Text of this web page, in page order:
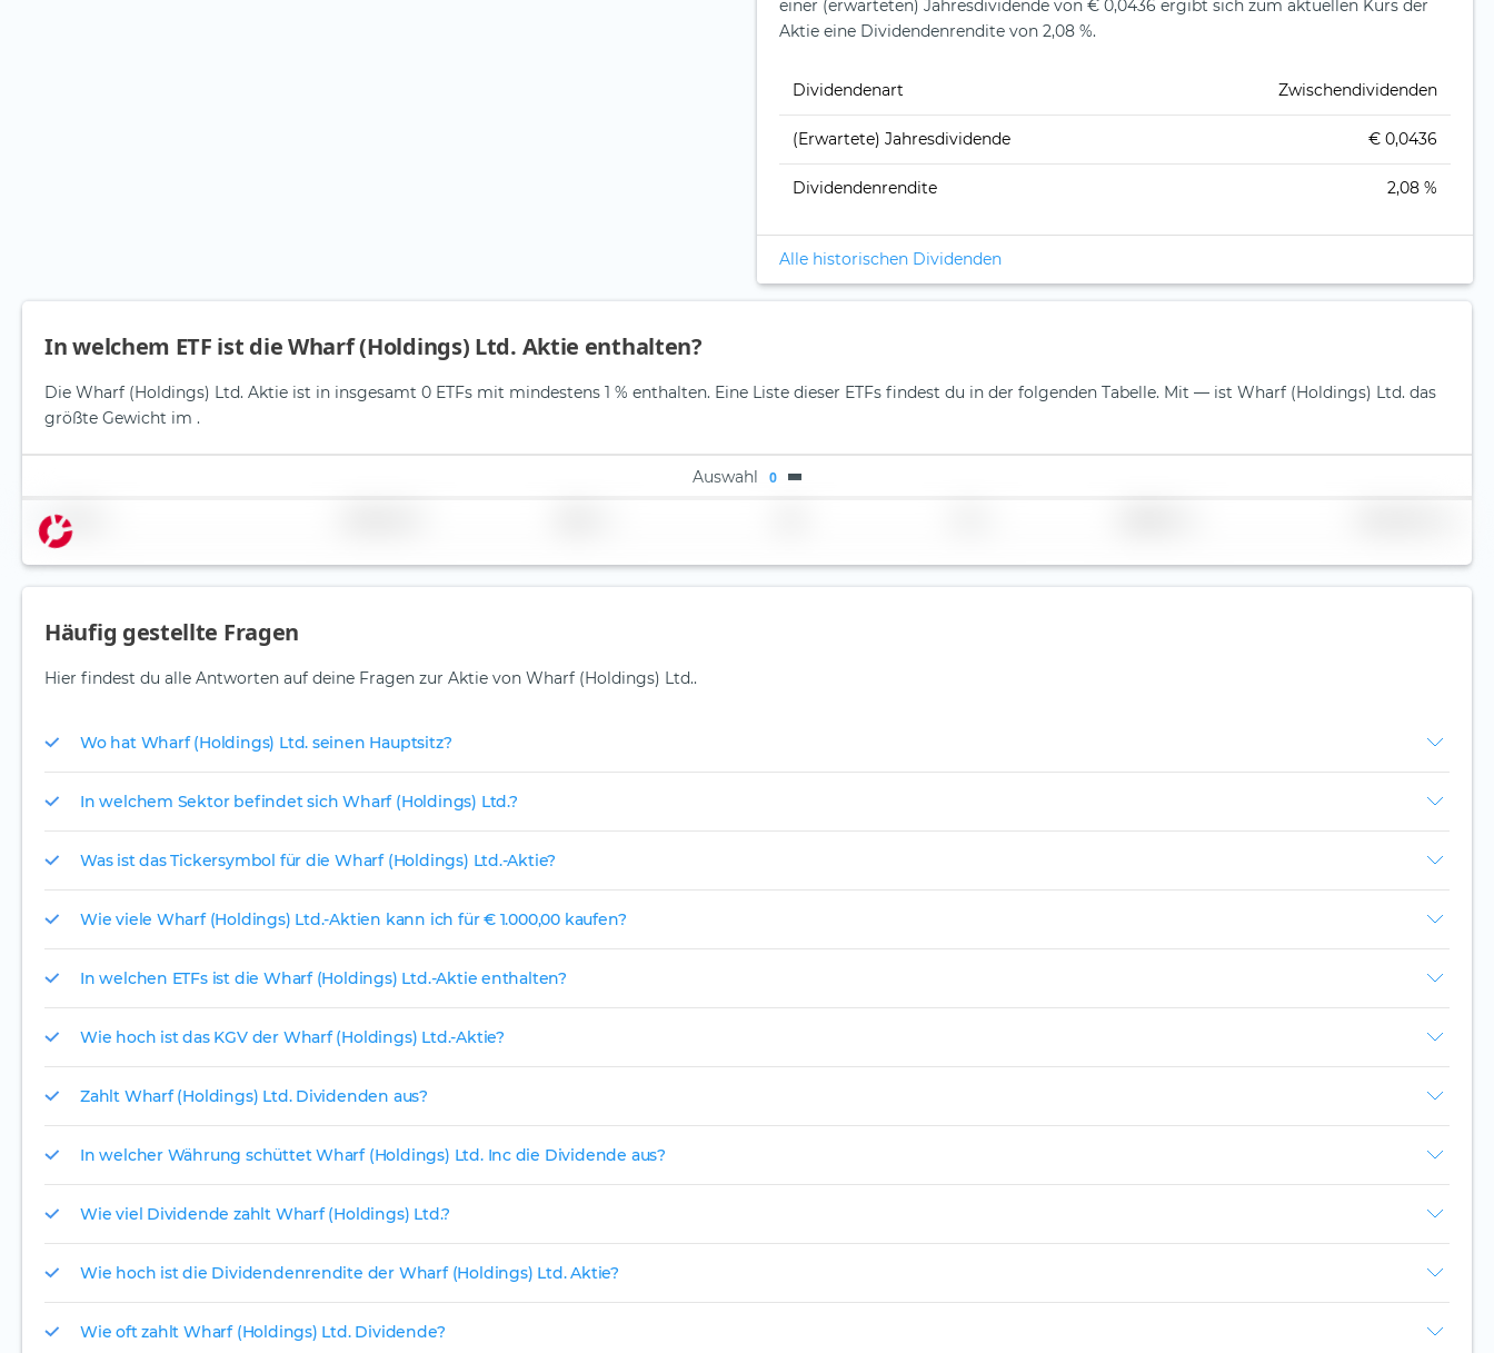
einer (erwarteten) Jahresdividende von € 0,0436 ergibt sich zum aktuellen Kurs der
Aktie eine Dividendenrendite von 2,08 %.
Dividendenart Zwischendividenden
(Erwartete) Jahresdividende € 0,0436
Dividendenrendite 2,08 %
Alle historischen Dividenden
In welchem ETF ist die Wharf (Holdings) Ltd. Aktie enthalten?
Die Wharf (Holdings) Ltd. Aktie ist in insgesamt 0 ETFs mit mindestens 1 % enthalten. Eine Liste dieser ETFs findest du in der folgenden Tabelle. Mit — ist Wharf (Holdings) Ltd. das
größte Gewicht im .
Auswahl 0
Name
Häufig gestellte Fragen
Hier findest du alle Antworten auf deine Fragen zur Aktie von Wharf (Holdings) Ltd..
Wo hat Wharf (Holdings) Ltd. seinen Hauptsitz?
In welchem Sektor befindet sich Wharf (Holdings) Ltd.?
Was ist das Tickersymbol für die Wharf (Holdings) Ltd.-Aktie?
Wie viele Wharf (Holdings) Ltd.-Aktien kann ich für € 1.000,00 kaufen?
In welchen ETFs ist die Wharf (Holdings) Ltd.-Aktie enthalten?
Wie hoch ist das KGV der Wharf (Holdings) Ltd.-Aktie?
Zahlt Wharf (Holdings) Ltd. Dividenden aus?
In welcher Währung schüttet Wharf (Holdings) Ltd. Inc die Dividende aus?
Wie viel Dividende zahlt Wharf (Holdings) Ltd.?
Wie hoch ist die Dividendenrendite der Wharf (Holdings) Ltd. Aktie?
Wie oft zahlt Wharf (Holdings) Ltd. Dividende?